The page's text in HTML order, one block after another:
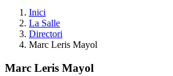
Inici
La Salle
Directori
Marc Leris Mayol
Marc Leris Mayol